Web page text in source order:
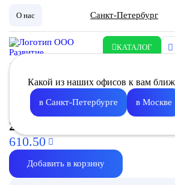
О нас Санкт-Петербург
КАТАЛОГ
Какой из наших офисов к вам
в Санкт-Петербурге в Москве
Фильтр карманный ФВК-
2-F7/25 (для К-100,125,160)
610.50
Добавить в корзину